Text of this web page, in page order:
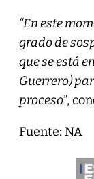
“En este
grado de
que se está
Guerrero)
proceso”,
Fuente: NA